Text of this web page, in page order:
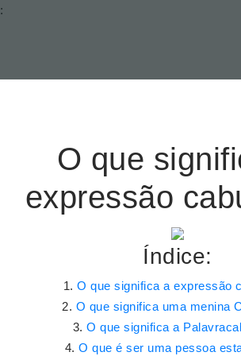
:
O que
expressão
Índice:
O que significa a expressão
O que significa uma menina
O que significa a
O que é ser uma pessoa